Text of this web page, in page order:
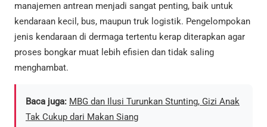
manajemen antrean menjadi sangat penting, baik untuk
kendaraan kecil, bus, maupun truk logistik. Pengelompokan
jenis kendaraan di dermaga tertentu kerap diterapkan agar
proses bongkar muat lebih efisien dan tidak saling
menghambat.
Baca juga: MBG dan Ilusi Turunkan Stunting, Gizi Anak
Tak Cukup dari Makan Siang